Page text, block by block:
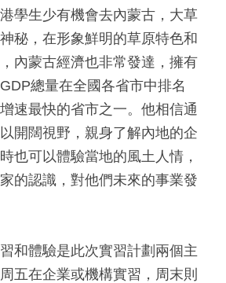
學生少有機會去內蒙古，大草
秘，在形象鮮明的草原特色和
內蒙古經濟也非常發達，擁有
總量在全國各省市中排名
速最快的省市之一。他相信通
開闊視野，親身了解內地的企
也可以體驗當地的風土人情，
的認識，對他們未來的事業發
和體驗是此次實習計劃兩個主
五在企業或機構實習，周末則